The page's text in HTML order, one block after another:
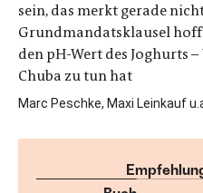
sein, das merkt gerade
Grundmandatsklausel
den pH-Wert des Joghurts
Chuba zu tun hat
Marc Peschke, Maxi Leinkauf